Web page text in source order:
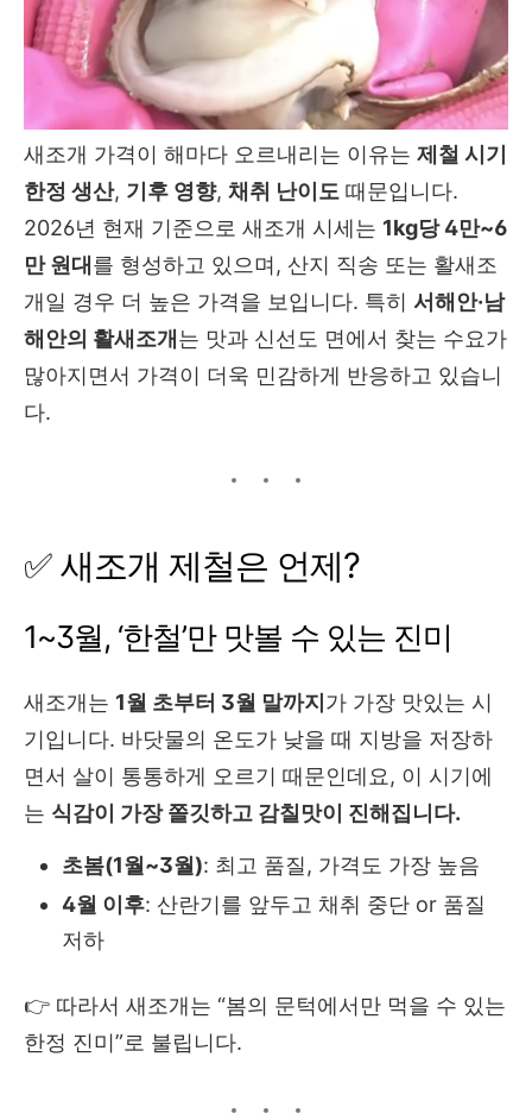
새조개 가격이 해마다 오르내리는 이유는 제철 시기
한정 생산, 기후 영향, 채취 난이도 때문입니다.
2026년 현재 기준으로 새조개 시세는 1kg당 4만~6
만 원대 를 형성하고 있으며, 산지 직송 또는 활새조
개일 경우 더 높은 가격을 보입니다. 특히 서해안·남
해안의 활새조개 는 맛과 신선도 면에서 찾는 수요가
많아지면서 가격이 더욱 민감하게 반응하고 있습니
다.
✅ 새조개 제철은 언제?
1~3월, ‘한철’만 맛볼 수 있는 진미
새조개는 1월 초부터 3월 말까지 가 가장 맛있는 시
기입니다. 바닷물의 온도가 낮을 때 지방을 저장하
면서 살이 통통하게 오르기 때문인데요, 이 시기에
는 식감이 가장 쫄깃하고 감칠맛이 진해집니다.
초봄(1월~3월): 최고 품질, 가격도 가장 높음
4월 이후: 산란기를 앞두고 채취 중단 or 품질
저하
👉 따라서 새조개는 “봄의 문턱에서만 먹을 수 있는
한정 진미”로 불립니다.